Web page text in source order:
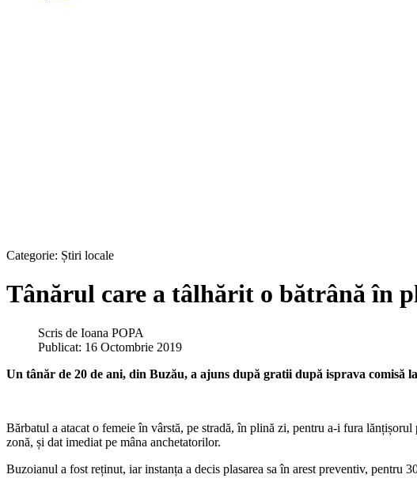
Categorie: Știri locale
Tânărul care a tâlhărit o bătrână în
Scris de Ioana POPA
Publicat: 16 Octombrie 2019
Un tânăr de 20 de ani, din Buzău, a ajuns după gratii după isprava comisă
Bărbatul a atacat o femeie în vârstă, pe stradă, în plină zi, pentru a-i fura lănțișorul
zonă, și dat imediat pe mâna anchetatorilor.
Buzoianul a fost reținut, iar instanța a decis plasarea sa în arest preventiv, pentru